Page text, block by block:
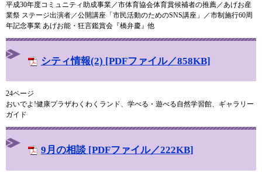
平成30年度コミュニティ助成事業／市体育協会体育賞候補者の推薦／あげお産
業祭 ステージ出演者／公開講座「市民活動のためのSNS講座」／市制施行60周
年記念事業 あげお能・狂言鑑賞会『橋弁慶』他
シティ情報(2) [PDFファイル／858KB]
24ページ
おいでよ!健康プラザわくわくランド、学べる・遊べる自然学習館、ギャラリー
ガイド
9月の相談 [PDFファイル／222KB]